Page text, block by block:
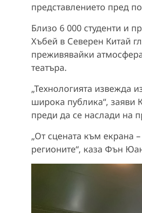
представлението пред
Близо 6 000 студенти и
Хъбей в Северен Китай
преживявайки
театъра.
„Технологията извежда
широка публика“, заяви
преди да се наслади на
„От сцената към екрана
регионите“, каза Фън